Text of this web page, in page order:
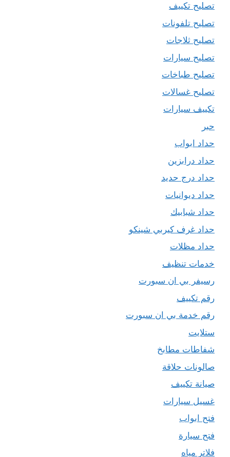
تصليح تكييف
تصليح تلفونات
تصليح ثلاجات
تصليح سيارات
تصليح طباخات
تصليح غسالات
تكييف سيارات
حبر
حداد ابواب
حداد درابزين
حداد درج حديد
حداد ديوانيات
حداد شبابيك
حداد غرف كيربي شينكو
حداد مظلات
خدمات تنظيف
رسيفر بي ان سبورت
رقم تكييف
رقم خدمة بي ان سبورت
ستلايت
شفاطات مطابخ
صالونات حلاقة
صيانة تكييف
غسيل سيارات
فتح ابواب
فتح سيارة
فلاتر مياه